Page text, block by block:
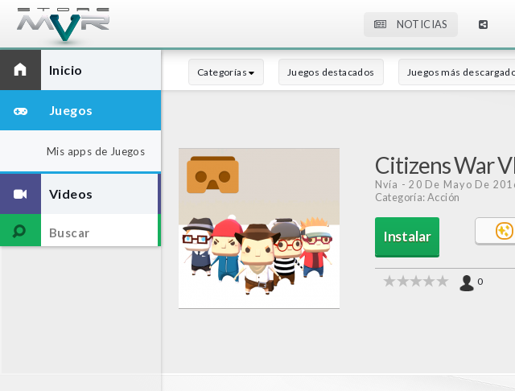
NOTICIAS
Inicio
Juegos
Mis apps de Juegos
Videos
Categorías Juegos destacados Juegos más
Citizens War
Nvía - 20 De Mayo De
Categoría: Acción
Instalar
0